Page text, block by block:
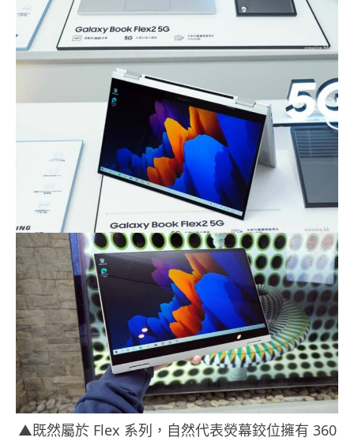
▲既然屬於 Flex 系列，自然代表熒幕鉸位擁有 360